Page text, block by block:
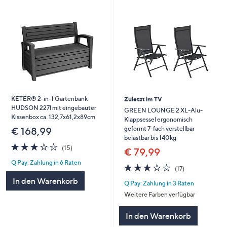
KETER® 2-in-1 Gartenbank
HUDSON 227l mit eingebauter
Kissenbox ca. 132,7x61,2x89cm
€ 168,99
3.1
von
5
(15)15
Q Pay: Zahlung in 6 Raten
In den Warenkorb
Zuletzt im TV
GREEN LOUNGE 2 XL-Alu-
Klappsessel ergonomisch
geformt 7-fach verstellbar
belastbar bis 140kg
€ 79,99
3.1
von
5
(17)17
Q Pay: Zahlung in 3 Raten
Weitere Farben verfügbar
In den Warenkorb